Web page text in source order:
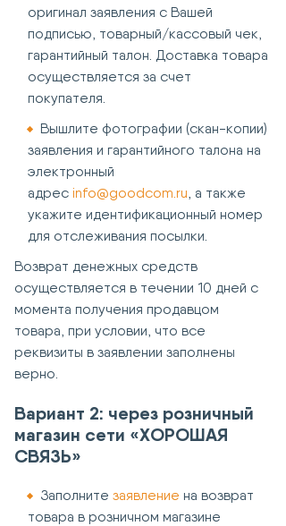
оригинал заявления с Вашей
подписью, товарный/кассовый чек,
гарантийный талон. Доставка товара
осуществляется за счет
покупателя.
Вышлите фотографии (скан-копии)
заявления и гарантийного талона на
электронный
адрес info@goodcom.ru, а также
укажите идентификационный номер
для отслеживания посылки.
Возврат денежных средств
осуществляется в течении 10 дней с
момента получения продавцом
товара, при условии, что все
реквизиты в заявлении заполнены
верно.
Вариант 2: через розничный
магазин сети «ХОРОШАЯ
СВЯЗЬ»
Заполните заявление на возврат
товара в розничном магазине